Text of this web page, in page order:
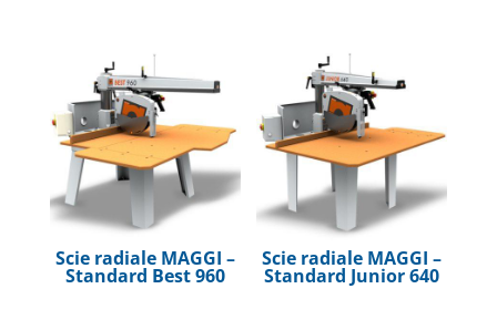
Scie radiale MAGGI –
Standard Best 960
Scie radiale MAGGI –
Standard Junior 640